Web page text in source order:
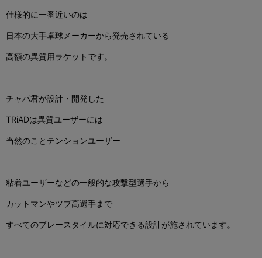
仕様的に一番近いのは
日本の大手卓球メーカーから発売されている
高額の異質用ラケットです。
チャパ君が設計・開発した
TRiADは異質ユーザーには
当然のことテンションユーザー
粘着ユーザーなどの一般的な攻撃型選手から
カットマンやツブ高選手まで
すべてのプレースタイルに対応できる設計が施されています。